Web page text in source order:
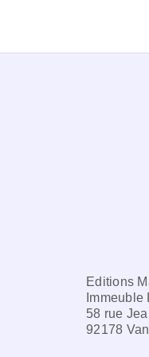
Editions
58 rue
92178